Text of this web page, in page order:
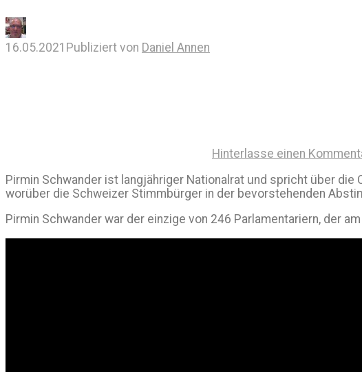
16.05.2021 Publiziert von Daniel Annen
Hinterlasse einen
Pirmin Schwander ist langjähriger Nationalrat und spricht über
worüber die Schweizer Stimmbürger in der bevorstehenden
Pirmin Schwander war der einzige von 246 Parlamentariern, der